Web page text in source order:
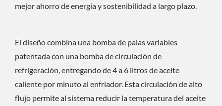
mejor ahorro de energía y sostenibilidad a largo plazo.
El diseño combina una bomba de palas variables
patentada con una bomba de circulación de
refrigeración, entregando de 4 a 6 litros de aceite
caliente por minuto al enfriador. Esta circulación de alto
flujo permite al sistema reducir la temperatura del aceite